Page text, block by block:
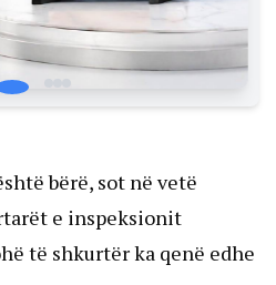
bërë, sot në vetë
e inspeksionit
të shkurtër ka qenë edhe